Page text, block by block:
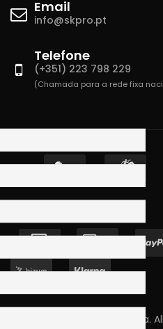
Email
info@skpro.pt
Telefone
(+351) 223 798 229
(Chamada para a rede fixa
Copyright © 2023 Skpro, Lda.